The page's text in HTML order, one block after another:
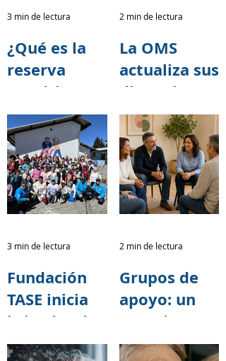
vidas.
Caminata
por el
Alzheimer
2026
¿Qué es la
reserva
cognitiva y
cómo puede
ayudar a
retrasar los
síntomas del
Alzheimer?
3 min de lectura
La OMS
actualiza sus
directrices
para reducir
el riesgo de
deterioro
cognitivo y
demencia
2 min de lectura
Fundación
TASE inicia
brigadas de
capacitación
3 min de lectura
Grupos de
apoyo: un
espacio para
cuidar
2 min de lectura